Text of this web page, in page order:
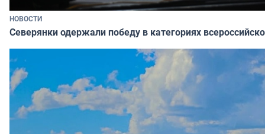
НОВОСТИ
Северянки одержали победу в категориях